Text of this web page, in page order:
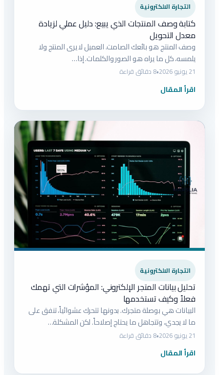
التجارة الالكترونية
كتابة وصف المنتجات الذي يبيع: دليل عملي لزيادة
معدل التحويل
وصف المنتج هو بائعك الصامت. العميل لا يرى المنتج ولا
يلمسه، كل ما يراه هو الصور والكلمات. إذا…
21 يونيو 2026 •8 دقائق قراءة
اقرأ المقال
التجارة الالكترونية
تحليل بيانات المتجر الإلكتروني: المؤشرات التي تهمك
فعلاً وكيف تستخدمها
البيانات هي بوصلة متجرك. بدونها تتحرك عشوائياً، تنفق على
ما لا يجدي، وتتجاهل ما يحتاج إصلاحاً. لكن المشكلة…
21 يونيو 2026 •8 دقائق قراءة
اقرأ المقال